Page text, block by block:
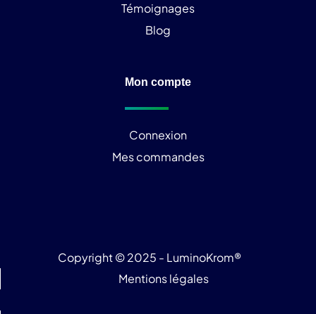
Témoignages
Blog
Mon compte
Connexion
Mes commandes
Copyright © 2025 - LuminoKrom®
Mentions légales